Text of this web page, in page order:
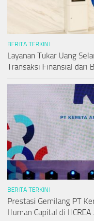
BERITA TERKINI
Layanan Tukar Uang
Transaksi Finansial dari
BERITA TERKINI
Prestasi Gemilang PT
Human Capital di